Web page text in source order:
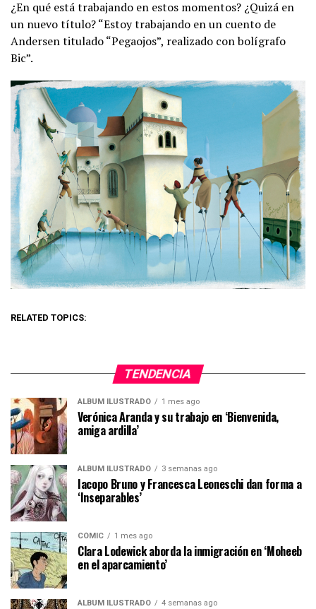
¿En qué está trabajando en estos momentos? ¿Quizá en
un nuevo título? “Estoy trabajando en un cuento de
Andersen titulado “Pegaojos”, realizado con bolígrafo
Bic”.
RELATED TOPICS:
TENDENCIA
ÁLBUM ILUSTRADO 1 mes ago
Verónica Aranda y su trabajo en ‘Bienvenida,
amiga ardilla’
ÁLBUM ILUSTRADO 3 semanas ago
Iacopo Bruno y Francesca Leoneschi dan forma a
‘Inseparables’
CÓMIC 1 mes ago
Clara Lodewick aborda la inmigración en ‘Moheeb
en el aparcamiento’
ÁLBUM ILUSTRADO 4 semanas ago